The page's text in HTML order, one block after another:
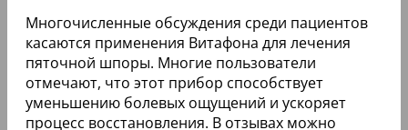
Многочисленные обсуждения среди пациентов
касаются применения Витафона для лечения
пяточной шпоры. Многие пользователи
отмечают, что этот прибор способствует
уменьшению болевых ощущений и ускоряет
процесс восстановления. В отзывах можно